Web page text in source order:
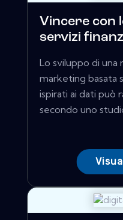
Vincere con
servizi
Lo sviluppo di
marketing basata
ispirati ai dati può
secondo uno